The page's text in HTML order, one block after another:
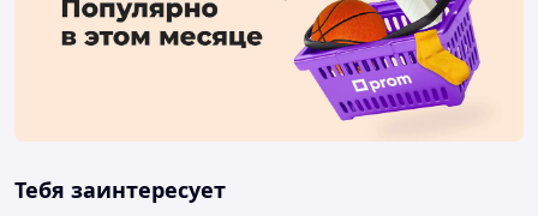
Тебя заинтересует